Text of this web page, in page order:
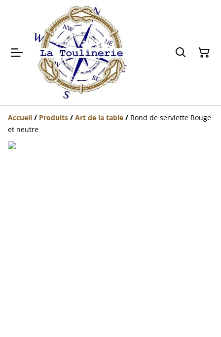
Accueil / Produits / Art de la table / Rond de serviette Rouge
et neutre